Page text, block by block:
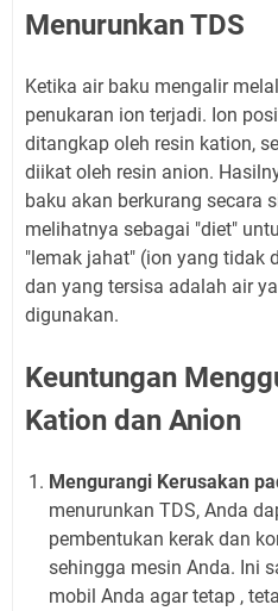
Menurunkan TDS
Ketika air baku mengalir
penukaran ion terjadi. Ion
ditangkap oleh resin kation,
diikat oleh resin anion.
baku akan berkurang secara
melihatnya sebagai "diet"
"lemak jahat" (ion yang tidak
dan yang tersisa adalah air
digunakan.
Keuntungan
Kation dan Anion
Mengurangi Kerusakan
menurunkan TDS, Anda
pembentukan kerak dan
sehingga mesin Anda. Ini
mobil Anda agar tetap ,